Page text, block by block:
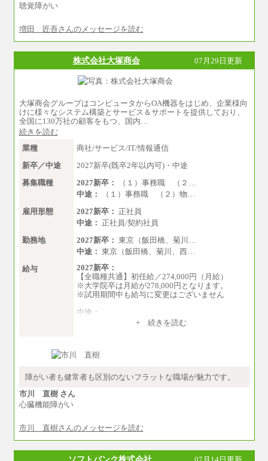
聴覚障がい
増田 匠吾さんのメッセージを読む
株式会社大塚商会 07月29日更新
大塚商会グループはコンピュータからOA機器をはじめ、企業様向
けに様々なシステム構築とサービス＆サポートを提供しており、
全国に130万社の顧客をもつ、国内…
続きを読む
業種
商社/サービス/IT/情報通信
新卒／中途
2027新卒(既卒2年以内可)・中途
募集職種
2027新卒：
（１）事務職 （２…
中途：
（１）事務職 （２）物…
雇用形態
2027新卒： 正社員
中途： 正社員/契約社員
勤務地
2027新卒： 東京（飯田橋、菊川…
中途： 東京（飯田橋、菊川、西…
給与
2027新卒：
【全職種共通】初任給／274,000円（月給）
※大学院卒は月給が278,000円となります。
※試用期間中も給与に変更はございません
中途：
（１）～（４）274,000円（月給）～
※業務内容・勤務形態に応じて、上記給与の範
※試用期間中も給与に変更はございません
+ 続きを読む
障がい者も健常者も区別のないフラットな職場が魅力です。
市川 直樹 さん
心臓機能障がい
市川 直樹さんのメッセージを読む